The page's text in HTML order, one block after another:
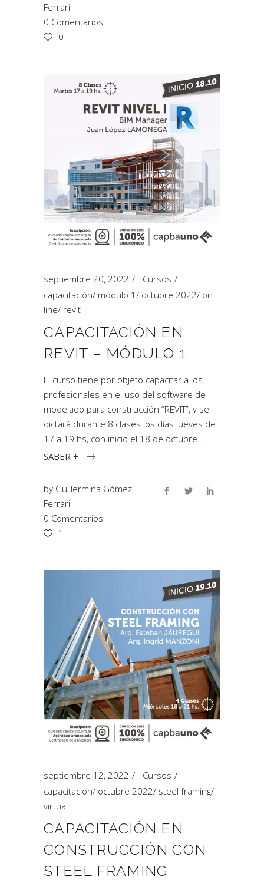
Ferrari
0 Comentarios
0
septiembre 20, 2022
Cursos
capacitación/ módulo 1 / octubre 2022/ on
line/ revit
CAPACITACIÓN EN
REVIT – MÓDULO 1
El curso tiene por objeto capacitar a los
profesionales en el uso del software de
modelado para construcción “REVIT”, y se
dictará durante 8 clases los días jueves de
17 a 19 hs, con inicio el 18 de octubre.
SABER +
by Guillermina Gómez
Ferrari
0 Comentarios
1
septiembre 12, 2022
Cursos
capacitación/ octubre 2022/ steel framing/
virtual
CAPACITACIÓN EN
CONSTRUCCIÓN CON
STEEL FRAMING